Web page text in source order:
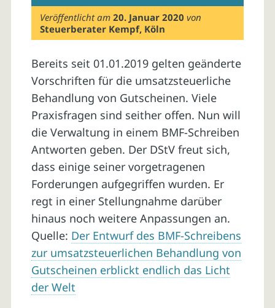
Veröffentlicht am20. Januar 2020 von
Steuerberater Kempf, Köln
Bereits seit 01.01.2019 gelten geänderte
Vorschriften für die umsatzsteuerliche
Behandlung von Gutscheinen. Viele
Praxisfragen sind seither offen. Nun will
die Verwaltung in einem BMF-Schreiben
Antworten geben. Der DStV freut sich,
dass einige seiner vorgetragenen
Forderungen aufgegriffen wurden. Er
regt in einer Stellungnahme darüber
hinaus noch weitere Anpassungen an.
Quelle: Der Entwurf des BMF-Schreibens
zur umsatzsteuerlichen Behandlung von
Gutscheinen erblickt endlich das Licht
der Welt